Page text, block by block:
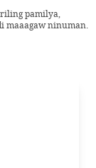
pamilya,
maaagaw ninuman.